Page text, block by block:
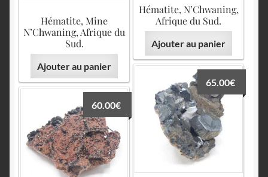
Hématite, N’Chwaning,
Afrique du Sud.
Ajouter au panier
Hématite, Mine
N’Chwaning, Afrique du
Sud.
Ajouter au panier
65.00€
60.00€